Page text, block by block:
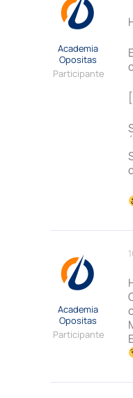
Academia
Opositas
Participante
´
Academia
Opositas
Participante